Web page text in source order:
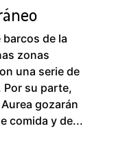
de la
zonas
una serie de
su parte,
gozarán
comida y de...